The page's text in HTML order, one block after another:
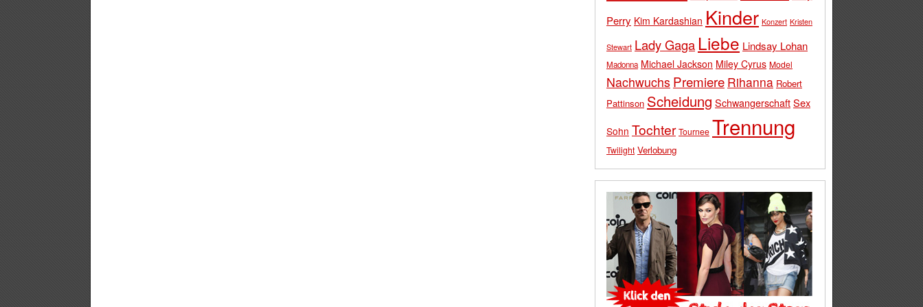
Perry Kim Kardashian Kinder Konzert Kristen
Stewart Lady Gaga Liebe Lindsay Lohan
Madonna Michael Jackson Miley Cyrus Model
Nachwuchs Premiere Rihanna Robert
Pattinson Scheidung SchwangerschaftSex
Sohn Tochter Tournee Trennung
Twilight Verlobung